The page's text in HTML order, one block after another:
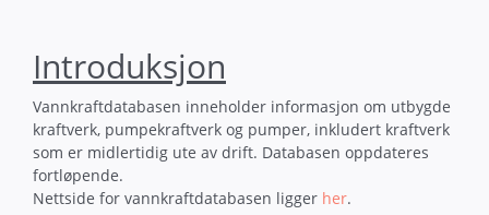
Introduksjon
Vannkraftdatabasen inneholder informasjon om utbygde
kraftverk, pumpekraftverk og pumper, inkludert kraftverk
som er midlertidig ute av drift. Databasen oppdateres
fortløpende.
Nettside for vannkraftdatabasen ligger her.